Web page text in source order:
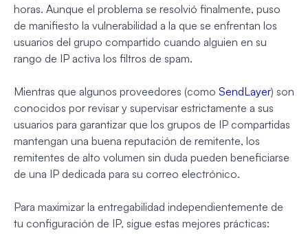
horas. Aunque el problema se resolvió finalmente, puso
de manifiesto la vulnerabilidad a la que se enfrentan los
usuarios del grupo compartido cuando alguien en su
rango de IP activa los filtros de spam.
Mientras que algunos proveedores (como SendLayer) son
conocidos por revisar y supervisar estrictamente a sus
usuarios para garantizar que los grupos de IP compartidas
mantengan una buena reputación de remitente, los
remitentes de alto volumen sin duda pueden beneficiarse
de una IP dedicada para su correo electrónico.
Para maximizar la entregabilidad independientemente de
tu configuración de IP, sigue estas mejores prácticas: